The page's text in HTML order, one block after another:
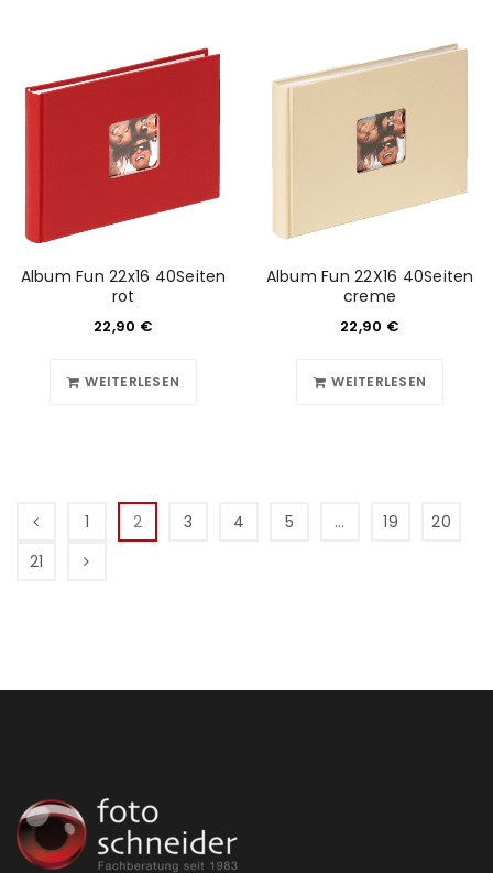
Album Fun 22x16 40Seiten
rot
22,90 €
WEITERLESEN
Album Fun 22X16 40Seiten
creme
22,90 €
WEITERLESEN
1 2 3 4 5 … 19
20
21